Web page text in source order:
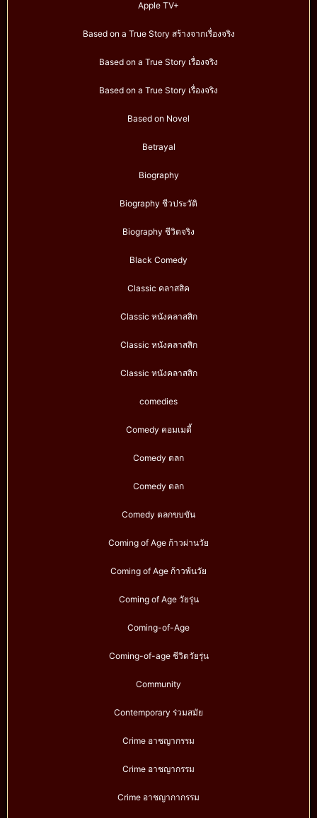
Apple TV+
Based on a True Story สร้างจากเรื่องจริง
Based on a True Story เรื่องจริง
Based on a True Story เรื่องจริง
Based on Novel
Betrayal
Biography
Biography ชีวประวัติ
Biography ชีวิตจริง
Black Comedy
Classic คลาสสิค
Classic หนังคลาสสิก
Classic หนังคลาสสิก
Classic หนังคลาสสิก
comedies
Comedy คอมเมดี้
Comedy ตลก
Comedy ตลก
Comedy ตลกขบขัน
Coming of Age ก้าวผ่านวัย
Coming of Age ก้าวพ้นวัย
Coming of Age วัยรุ่น
Coming-of-Age
Coming-of-age ชีวิตวัยรุ่น
Community
Contemporary ร่วมสมัย
Crime อาชญากรรม
Crime อาชญากรรม
Crime อาชญากากรรม